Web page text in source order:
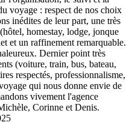
voyage : respect de nos choix
inédites de leur part, une très
homestay, lodge, jonque
et un raffinement remarquable.
Dernier point très
(voiture, train, bus, bateau,
respectés, professionnalisme,
qui nous donne envie de
vivement l'agence
Corinne et Denis.